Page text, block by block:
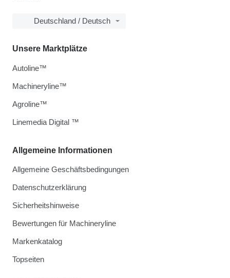
Deutschland / Deutsch
Allgemeine Informationen
Allgemeine Geschäftsbedingungen
Datenschutzerklärung
Sicherheitshinweise
Bewertungen für Machineryline
Markenkatalog
Topseiten
Unsere Marktplätze
Autoline™
Machineryline™
Agroline™
Linemedia Digital ™